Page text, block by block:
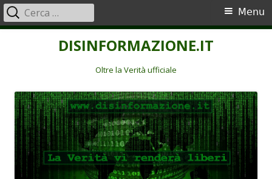
DISINFORMAZIONE.IT
Oltre la Verità ufficiale
Menu
principale
Menu
Ricerca
per: